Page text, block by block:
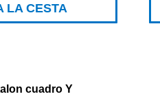
LA CESTA
cuadro Y